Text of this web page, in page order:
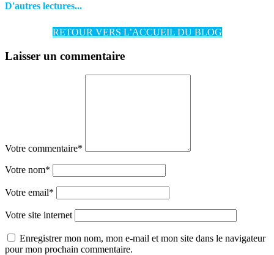
D'autres lectures...
RETOUR VERS L’ACCUEIL DU BLOG
Laisser un commentaire
Votre commentaire*
Votre nom*
Votre email*
Votre site internet
Enregistrer mon nom, mon e-mail et mon site dans le navigateur
pour mon prochain commentaire.